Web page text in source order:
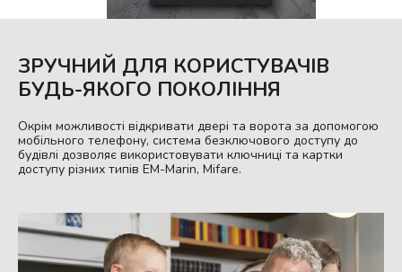
ЗРУЧНИЙ ДЛЯ КОРИСТУВАЧІВ
БУДЬ-ЯКОГО ПОКОЛІННЯ
Окрім можливості відкривати двері та ворота за допомогою
мобільного телефону, система безключового доступу до
будівлі дозволяє використовувати ключниці та картки
доступу різних типів EM-Marin, Mifare.